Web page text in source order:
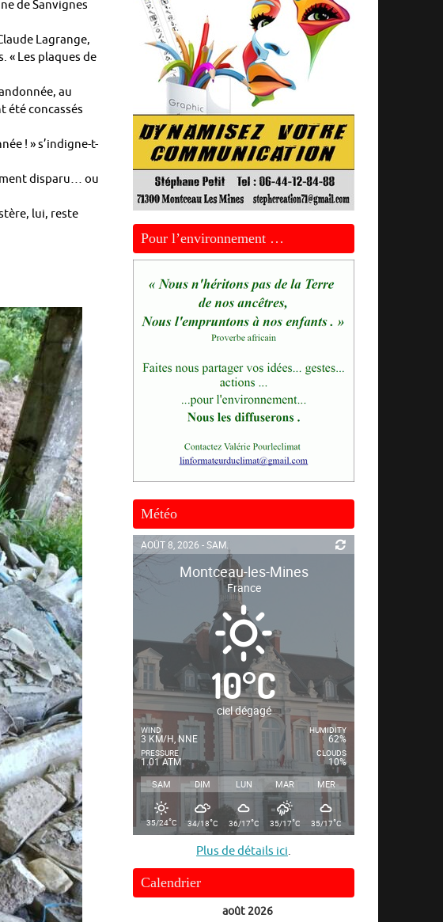
de Sanvignes
Lagrange,
« Les plaques de
au
été concassés
! » s’indigne-t-
disparu… ou
lui, reste
Pour l’environnement …
Météo
AOÛT 8, 2026 - SAM.
Montceau-les-Mines
France
10°C
ciel dégagé
WIND
3 KM/H, NNE
PRESSURE
1.01 ATM
HUMIDITY
62%
CLOUDS
10%
SAM DIM LUN MAR MER
35/24°C 34/18°C 36/17°C 35/17°C 35/17°C
Plus de détails ici.
Calendrier
août 2026